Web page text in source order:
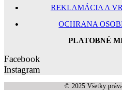
REKLAMÁCIA A
OCHRANA
PLATOBNÉ
Facebook
Instagram
© 2025 Všetky